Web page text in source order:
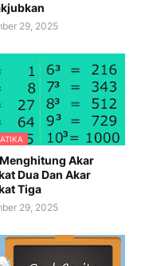
29, 2025
Akar
Dua Dan Akar
Tiga
29, 2025